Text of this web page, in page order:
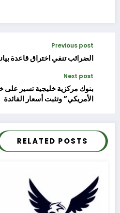
Previous post
الضرائب تنفي اختراق قاعدة
Next post
بنوك مركزية خليجية تسير على
الأمريكي” وتثبت أسعار الفائدة
RELATED POSTS